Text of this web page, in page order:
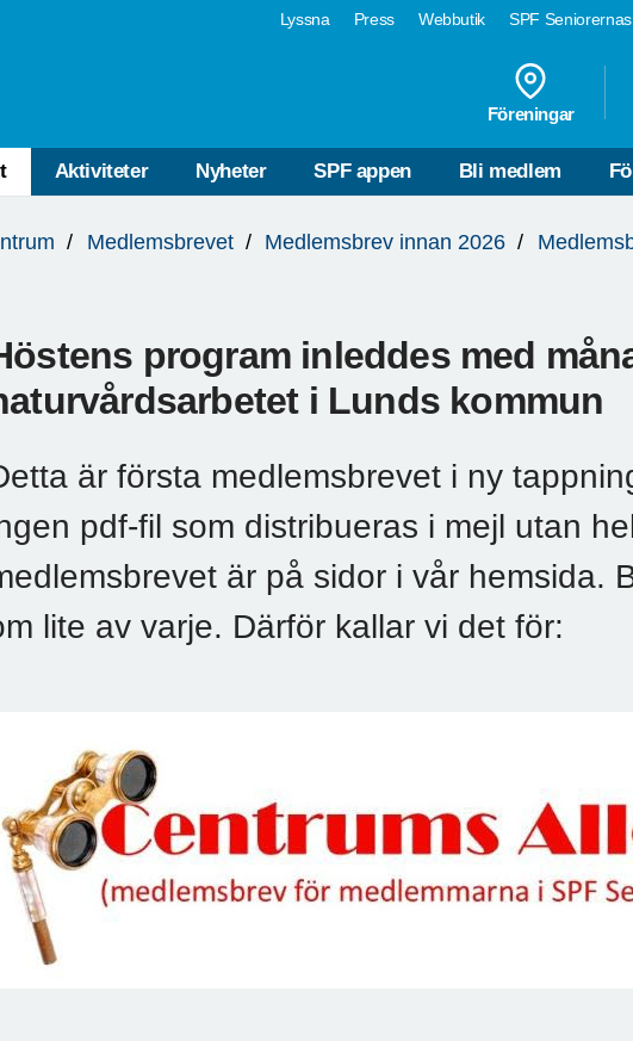
Lyssna Press Webbutik SPF
Föreningar
Aktiviteter Nyheter SPF appen Bli medlem
Medlemsbrevet Medlemsbrev innan 2026
program inleddes med
i Lunds kommun
är första medlemsbrevet i ny
pdf-fil som distribueras i mejl utan
är på sidor i vår hemsida.
lite av varje. Därför kallar vi det för: